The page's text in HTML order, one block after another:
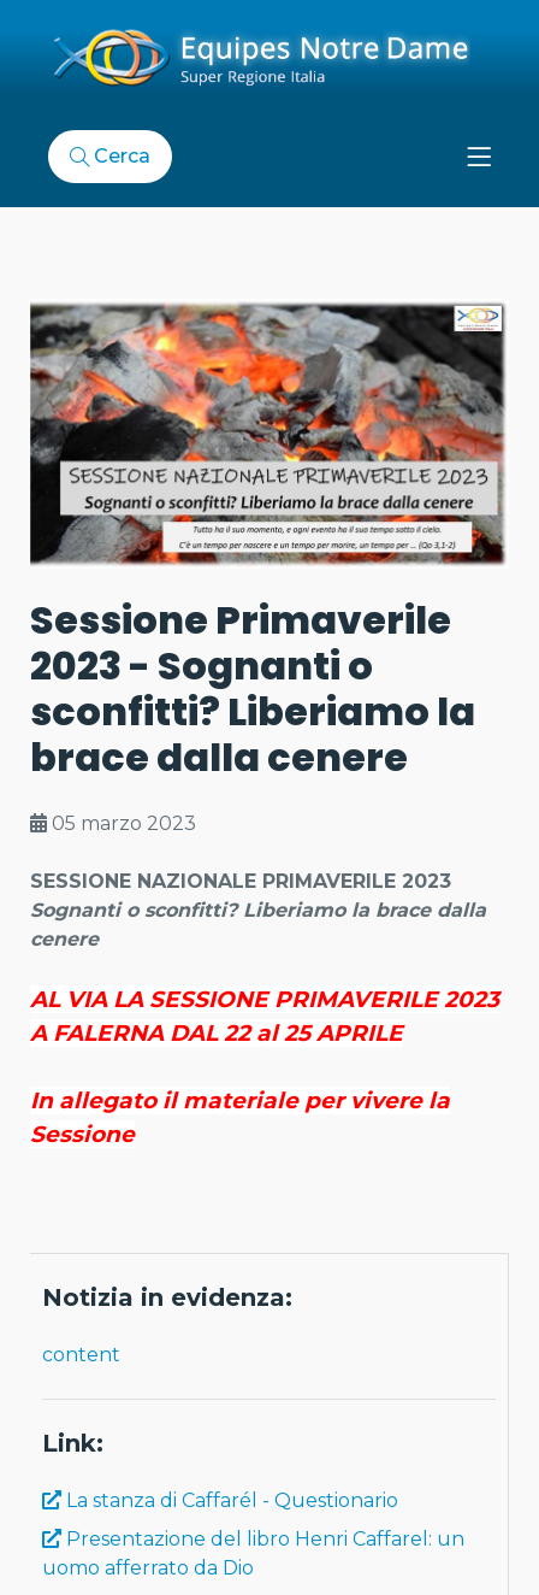
Cerca
Notizia in evidenza:
content
Link:
La stanza di Caffarél - Questionario
Presentazione del libro Henri Caffarel: un
uomo afferrato da Dio
Sessione Primaverile
2023 - Sognanti o
sconfitti? Liberiamo la
brace dalla cenere
05 marzo 2023
SESSIONE NAZIONALE PRIMAVERILE 2023
Sognanti o sconfitti? Liberiamo la brace dalla
cenere
AL VIA LA SESSIONE PRIMAVERILE 2023
A FALERNA DAL 22 al 25 APRILE
In allegato il materiale per vivere la
Sessione